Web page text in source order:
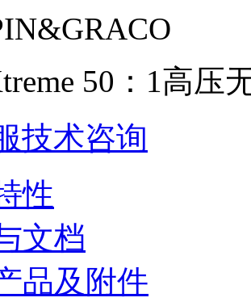
50：1高压
技术咨询
性
文档
品及附件